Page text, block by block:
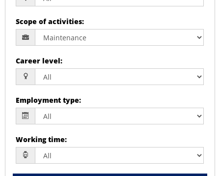
Scope of activities:
Career level:
Employment type:
Working time: